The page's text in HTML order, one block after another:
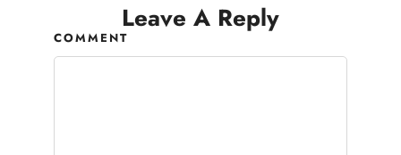
Leave A Reply
COMMENT